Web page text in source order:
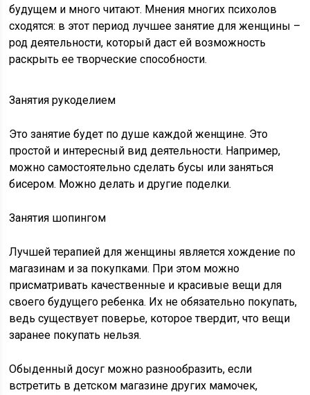
будущем и много читают. Мнения многих психолов
сходятся: в этот период лучшее занятие для женщины –
род деятельности, который даст ей возможность
раскрыть ее творческие способности.
Занятия рукоделием
Это занятие будет по душе каждой женщине. Это
простой и интересный вид деятельности. Например,
можно самостоятельно сделать бусы или заняться
бисером. Можно делать и другие поделки.
Занятия шопингом
Лучшей терапией для женщины является хождение по
магазинам и за покупками. При этом можно
присматривать качественные и красивые вещи для
своего будущего ребенка. Их не обязательно покупать,
ведь существует поверье, которое твердит, что вещи
заранее покупать нельзя.
Обыденный досуг можно разнообразить, если
встретить в детском магазине других мамочек,